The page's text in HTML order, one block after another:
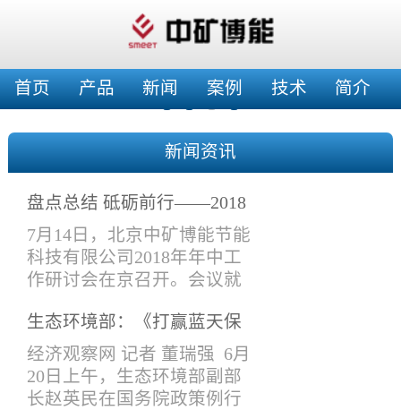
首页 产品 新闻 案例 技术 简介
新闻资讯
盘点总结 砥砺前行——2018
年年中工作会
7月14日，北京中矿博能节能
科技有限公司2018年年中工
作研讨会在京召开。会议就
交流，特别是在产品设计与
改进、在建项目验收、工作
接口要求、新开工项目安排
等进项了讨论安排。公司领
生态环境部：《打赢蓝天保
卫战三年行动计划》将于近
期印发实施
经济观察网 记者 董瑞强 6月
20日上午，生态环境部副部
长赵英民在国务院政策例行